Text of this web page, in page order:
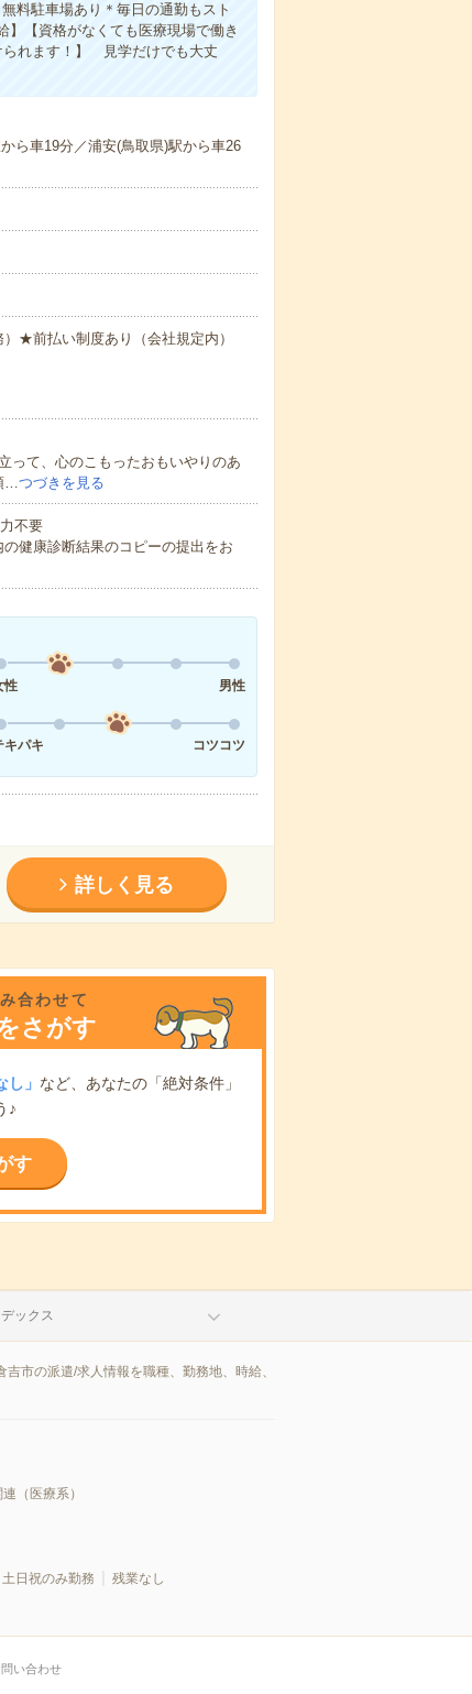
料駐車場あり＊毎日の通勤もスト
】【資格がなくても医療現場で働き
られます！】 見学だけでも大丈
ら車19分／浦安(鳥取県)駅から車26
★前払い制度あり（会社規定内）
って、心のこもったおもいやりのあ
…つづきを見る
不要
健康診断結果のコピーの提出をお
性
男性
キパキ
コツコツ
詳しく見る
合わせて
さがす
し」 など、あなたの「絶対条件」
♪
す
ックス
市の派遣/求人情報を職種、勤務地、時給、
（医療系）
土日祝のみ勤務
残業なし
い合わせ